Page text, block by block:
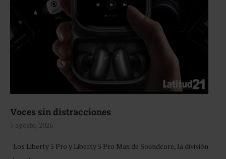
Voces sin distracciones
5 agosto, 2026
Los Liberty 5 Pro y Liberty 5 Pro Max de Soundcore, la división